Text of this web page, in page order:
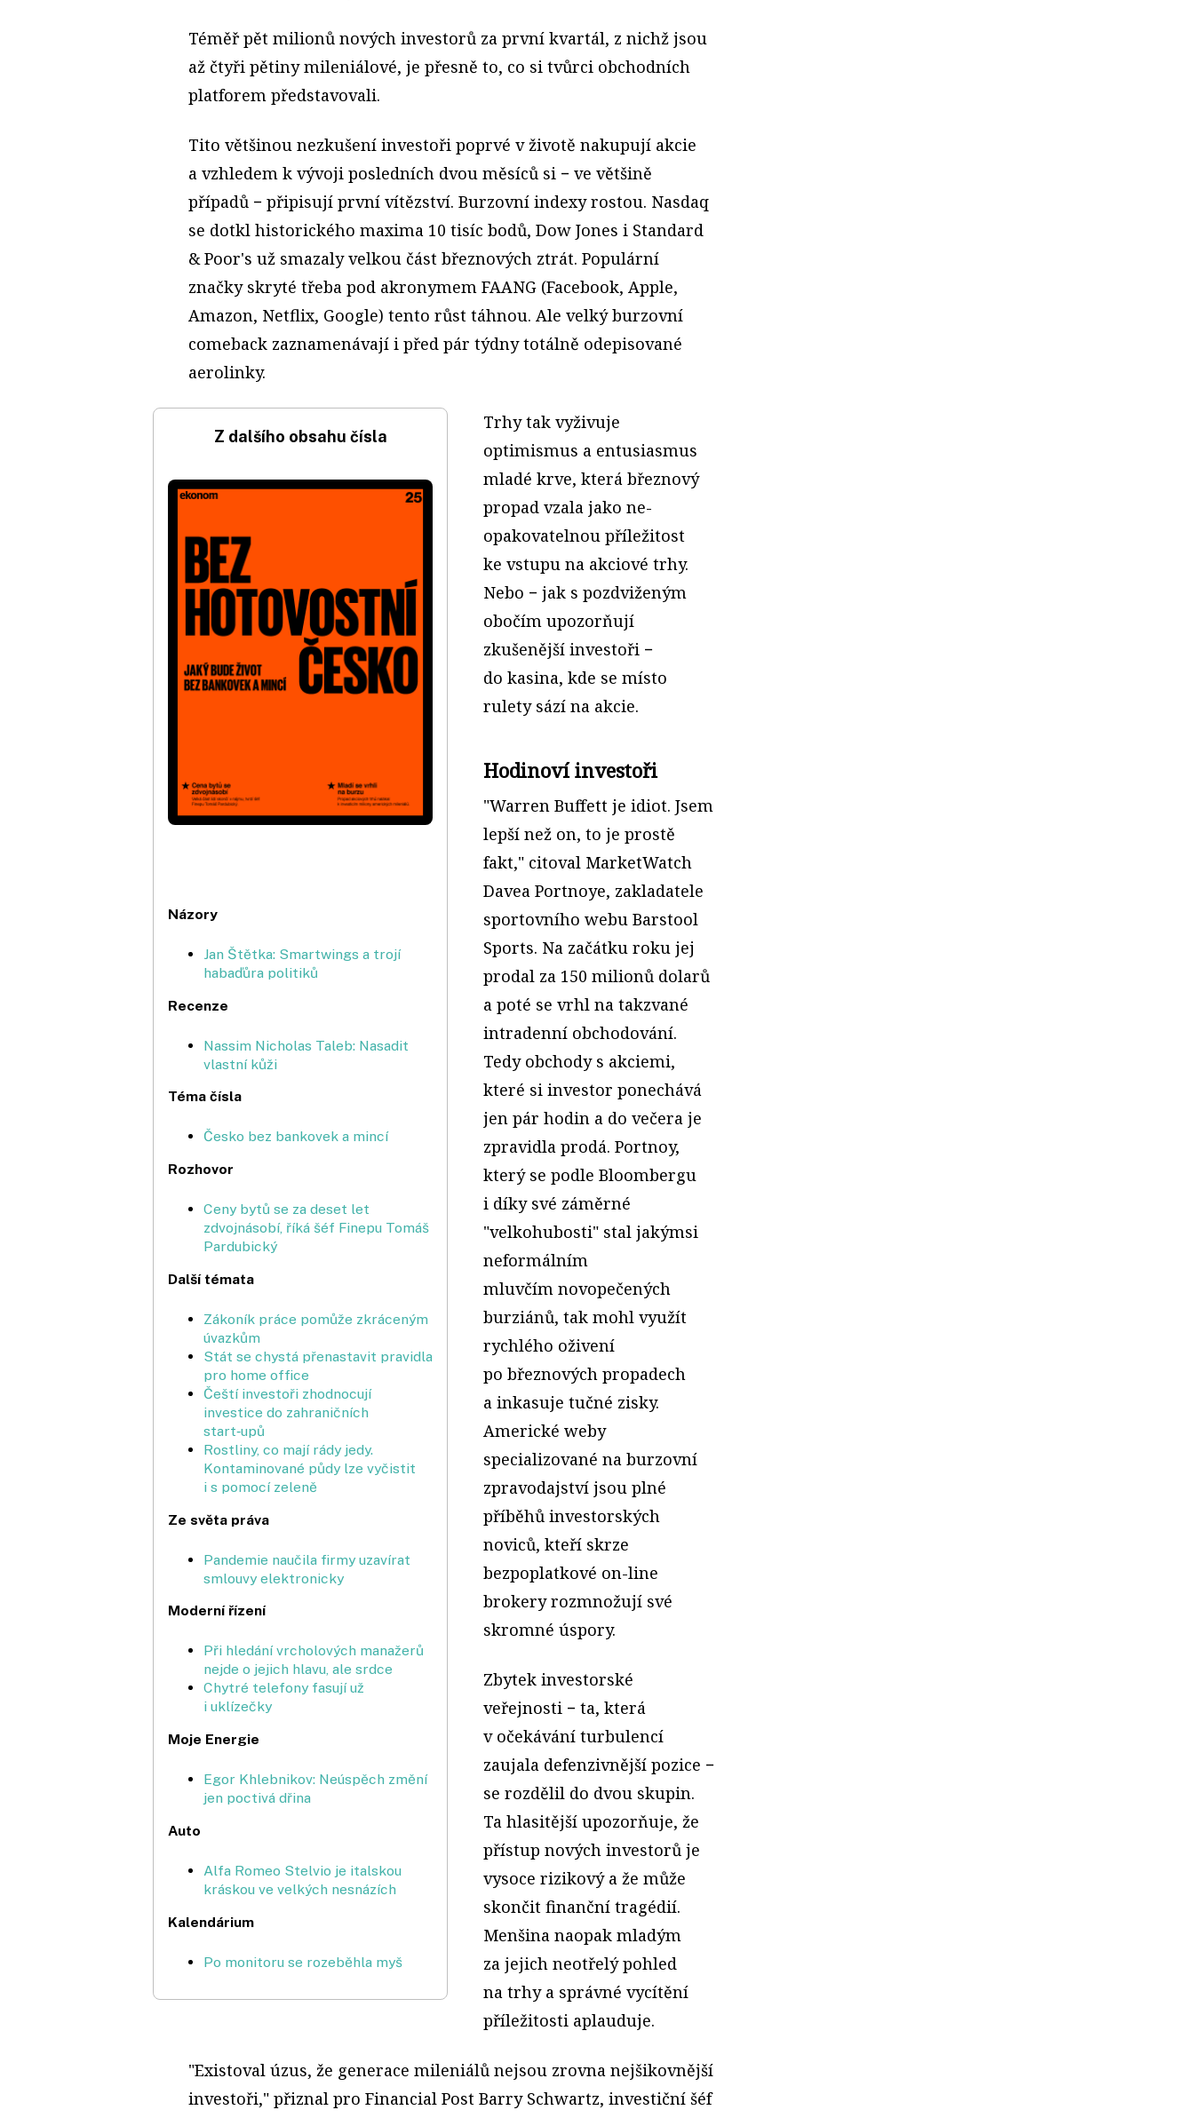
Téměř pět milionů nových investorů za první kvartál, z nichž jsou
až čtyři pětiny mileniálové, je přesně to, co si tvůrci obchodních
platforem představovali.
Tito většinou nezkušení investoři poprvé v životě nakupují akcie
a vzhledem k vývoji posledních dvou měsíců si − ve většině
případů − připisují první vítězství. Burzovní indexy rostou. Nasdaq
se dotkl historického maxima 10 tisíc bodů, Dow Jones i Standard
& Poor's už smazaly velkou část březnových ztrát. Populární
značky skryté třeba pod akronymem FAANG (Facebook, Apple,
Amazon, Netflix, Google) tento růst táhnou. Ale velký burzovní
comeback zaznamenávají i před pár týdny totálně odepisované
aerolinky.
Z dalšího obsahu čísla
Názory
Jan Štětka: Smartwings a trojí
habaďůra politiků
Recenze
Nassim Nicholas Taleb: Nasadit
vlastní kůži
Téma čísla
Česko bez bankovek a mincí
Rozhovor
Ceny bytů se za deset let
zdvojnásobí, říká šéf Finepu Tomáš
Pardubický
Další témata
Zákoník práce pomůže zkráceným
úvazkům
Stát se chystá přenastavit pravidla
pro home office
Čeští investoři zhodnocují
investice do zahraničních
start‑upů
Rostliny, co mají rády jedy.
Kontaminované půdy lze vyčistit
i s pomocí zeleně
Ze světa práva
Pandemie naučila firmy uzavírat
smlouvy elektronicky
Moderní řízení
Při hledání vrcholových manažerů
nejde o jejich hlavu, ale srdce
Chytré telefony fasují už
i uklízečky
Moje Energie
Egor Khlebnikov: Neúspěch změní
jen poctivá dřina
Auto
Alfa Romeo Stelvio je italskou
kráskou ve velkých nesnázích
Kalendárium
Po monitoru se rozeběhla myš
Trhy tak vyživuje
optimismus a entusiasmus
mladé krve, která březnový
propad vzala jako ne­
opakovatelnou příležitost
ke vstupu na akciové trhy.
Nebo − jak s pozdviženým
obočím upozorňují
zkušenější investoři −
do kasina, kde se místo
rulety sází na akcie.
Hodinoví investoři
"Warren Buffett je idiot. Jsem
lepší než on, to je prostě
fakt," citoval MarketWatch
Davea Portnoye, zakladatele
sportovního webu Barstool
Sports. Na začátku roku jej
prodal za 150 milionů dolarů
a poté se vrhl na takzvané
intradenní obchodování.
Tedy obchody s akciemi,
které si investor ponechává
jen pár hodin a do večera je
zpravidla prodá. Portnoy,
který se podle Bloombergu
i díky své záměrné
"velkohubosti" stal jakýmsi
neformálním
mluvčím novopečených
burziánů, tak mohl využít
rychlého oživení
po březnových propadech
a inkasuje tučné zisky.
Americké weby
specializované na burzovní
zpravodajství jsou plné
příběhů investorských
noviců, kteří skrze
bezpoplatkové on-line
brokery rozmnožují své
skromné úspory.
Zbytek investorské
veřejnosti − ta, která
v očekávání turbulencí
zaujala defenzivnější pozice −
se rozdělil do dvou skupin.
Ta hlasitější upo­zorňuje, že
přístup nových investorů je
vysoce rizikový a že může
skončit finanční tragédií.
Menšina naopak mladým
za jejich neotřelý pohled
na trhy a správné vycítění
příležitosti aplauduje.
"Existoval úzus, že generace mileniálů nejsou zrovna nejšikovnější
investoři," přiznal pro Financial Post Barry Schwartz, investiční šéf